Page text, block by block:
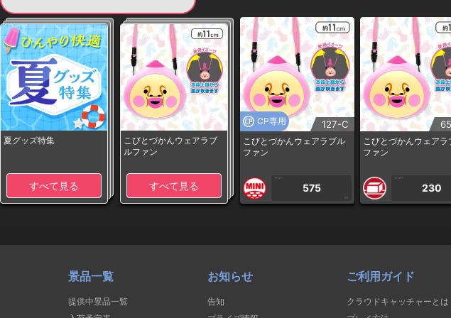
夏グッズ特集
すべて見る
こびとづかんウェアラブ
ルファン
すべて見る
CP専用 127-C
こびとづかんウェアラブル
ファン
1PLAY
575
CP
こびとづかんウェアラ
ファン
1PLAY
230
景品一覧
提供中景品一覧
お知らせ
告知
ご利用ガイド
クラウドキャッチャーとは